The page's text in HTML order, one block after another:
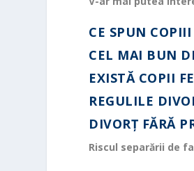
CE SPUN
CEL MAI BUN
EXISTĂ COPII
REGULILE
DIVORȚ FĂRĂ
Riscul separării de